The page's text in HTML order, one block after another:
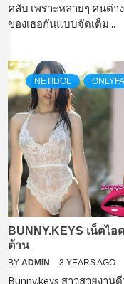
คลับ เพราะหลายๆ คนต่า
ของเธอกันแบบจัดเต็ม...
NETIDOL
BUNNY.KEYS เน็ตไอ
ต้าน
BY ADMIN 3 YEARS AGO
Bunny.keys สาวสวยงา